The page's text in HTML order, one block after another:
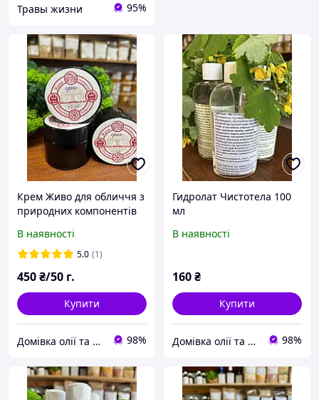
Травы жизни 95%
Крем Живо для обличчя з
природних компонентів
В наявності
5.0 (1)
450₴/50 г.
Купити
Домівка олії та меду 98%
Гидролат Чистотела 100
мл
В наявності
160₴
Купити
Домівка олії та меду 98%